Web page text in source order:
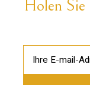
Holen Sie